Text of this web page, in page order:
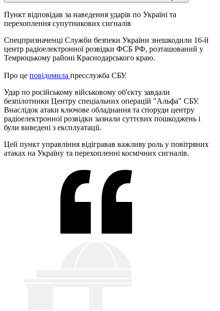
Пункт відповідав за наведення ударів по Україні та
перехоплення супутникових сигналів
Спецпризначенці Служби безпеки України знешкодили 16-й
центр радіоелектронної розвідки ФСБ РФ, розташований у
Темрюцькому районі Краснодарського краю.
Про це повідомила пресслужба СБУ.
Удар по російському військовому об'єкту завдали
безпілотники Центру спеціальних операцій "Альфа" СБУ.
Внаслідок атаки ключове обладнання та споруди центру
радіоелектронної розвідки зазнали суттєвих пошкоджень і
були виведені з експлуатації.
Цей пункт управління відігравав важливу роль у повітряних
атаках на Україну та перехопленні космічних сигналів.